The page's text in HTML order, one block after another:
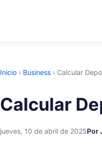
Inicio › Business › Calcular
Calcular
jueves, 10 de abril de 2025Por